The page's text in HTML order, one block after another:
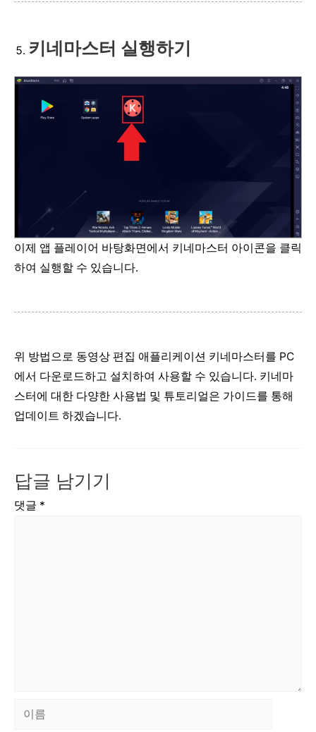
키네마스터 실행하기
이제 앱 플레이어 바탕화면에서 키네마스터 아이콘을 클릭
하여 실행할 수 있습니다.
위 방법으로 동영상 편집 애플리케이션 키네마스터를 PC
에서 다운로드하고 설치하여 사용할 수 있습니다. 키네마
스터에 대한 다양한 사용법 및 튜토리얼은 가이드를 통해
업데이트 하겠습니다.
답글 남기기
댓글 *